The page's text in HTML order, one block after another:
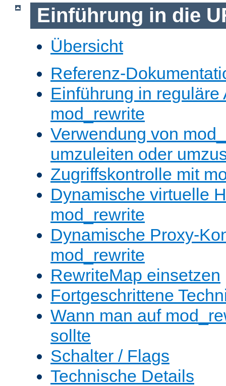
Einführung in die
Übersicht
Referenz-
Einführung in reguläre
mod_rewrite
Verwendung von
umzuleiten oder
Zugriffskontrolle mit
Dynamische virtuelle
mod_rewrite
Dynamische Proxy-
mod_rewrite
RewriteMap einsetzen
Fortgeschrittene
Wann man auf
sollte
Schalter / Flags
Technische Details